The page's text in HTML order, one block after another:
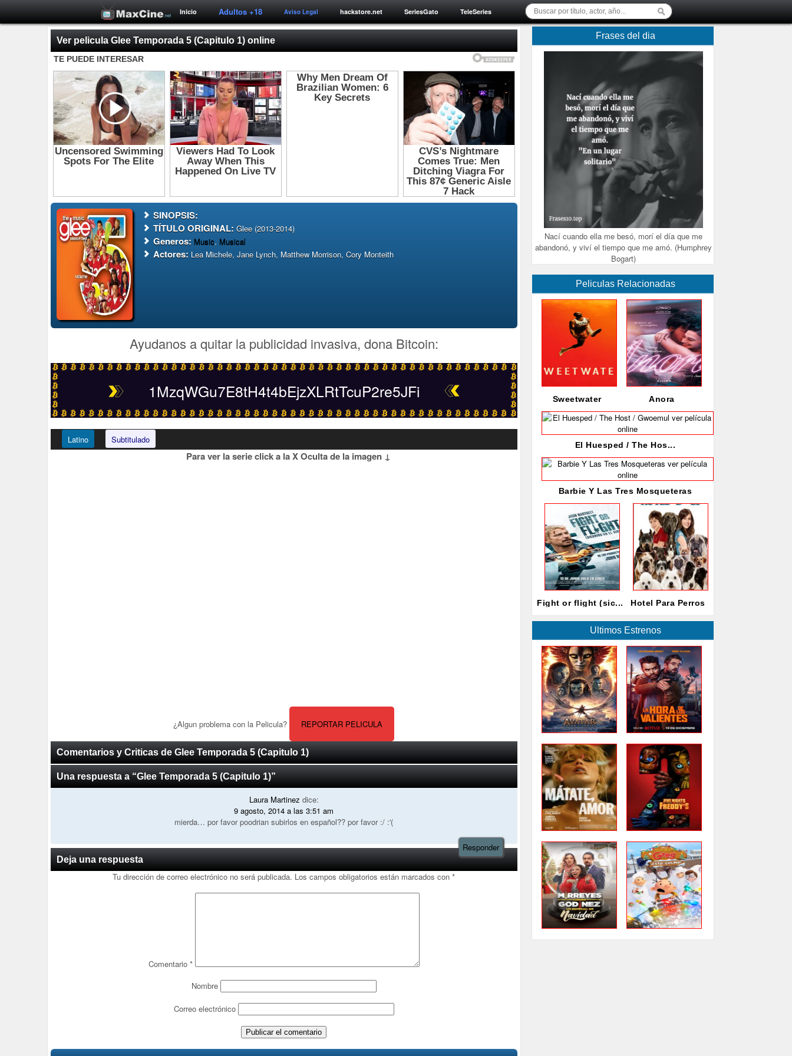
Inicio Adultos +18 Aviso Legal hackstore.net SeriesGato TeleSeries
Ver pelicula Glee Temporada 5 (Capitulo 1) online
SINOPSIS:
TÍTULO ORIGINAL: Glee (2013-2014)
Generos: Music, Musical
Actores: Lea Michele, Jane Lynch, Matthew Morrison, Cory Monteith
Ayudanos a quitar la publicidad invasiva, dona Bitcoin:
1MzqWGu7E8tH4t4bEjzXLRtTcuP2re5JFi
Latino Subtitulado
Para ver la serie click a la X Oculta de la imagen ↓
¿Algun problema con la Pelicula? REPORTAR PELICULA
Comentarios y Criticas de Glee Temporada 5 (Capitulo 1)
Una respuesta a “Glee Temporada 5 (Capitulo 1)”
Laura Martinez dice:
9 agosto, 2014 a las 3:51 am
mierda… por favor poodrian subirlos en español?? por favor :/ :'(
Responder
Deja una respuesta
Tu dirección de correo electrónico no será publicada. Los campos obligatorios están marcados con*
Comentario *
Nombre
Correo electrónico
Frases del dia
Nací cuando ella me besó, morí el día que me
abandonó, y viví el tiempo que me amó. (Humphrey
Bogart)
Peliculas Relacionadas
Sweetwater Anora
El Huesped / The Hos...
Barbie Y Las Tres Mosqueteras
Fight or flight (sic... Hotel Para Perros
Ultimos Estrenos